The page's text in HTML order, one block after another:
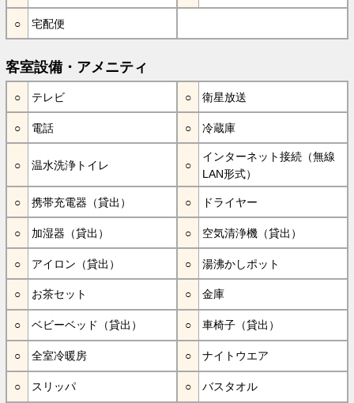
宅配便
客室設備・アメニティ
テレビ 衛星放送
電話 冷蔵庫
温水洗浄トイレ
インターネット接続（無線
LAN形式）
携帯充電器（貸出） ドライヤー
加湿器（貸出） 空気清浄機（貸出）
アイロン（貸出） 湯沸かしポット
お茶セット 金庫
ベビーベッド（貸出） 車椅子（貸出）
全室冷暖房 ナイトウエア
スリッパ バスタオル